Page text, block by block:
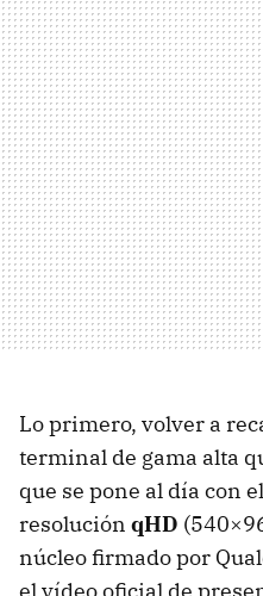
Lo primero, volver a
terminal de gama alta
que se pone al día con
resolución qHD
núcleo firmado por